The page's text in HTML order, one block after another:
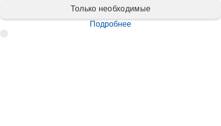
Только необходимые
Подробнее